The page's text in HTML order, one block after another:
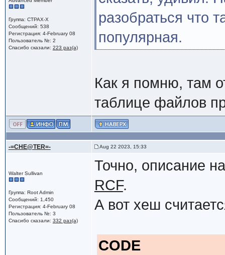
Группа: CTPAX-X
Сообщений: 538
Регистрация: 4-February 08
Пользователь №: 2
Спасибо сказали: 223 раз(а)
разобраться что
популярная.
Как я помню, там
таблице файлов
-=CHE@TER=- Aug 22 2023, 15:33
Walter Sullivan
Группа: Root Admin
Сообщений: 1,450
Регистрация: 4-February 08
Пользователь №: 3
Спасибо сказали: 332 раз(а)
Точно, описание
RCF.
А вот хеш
CODE